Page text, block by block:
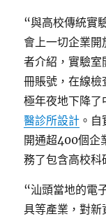
“與高校傳統實
會上一切企業
者介紹，實驗室
冊賬號，在線
極年夜地下降
醫診所設計 。
開通超400個企
務了包含高校科
“汕頭當地的電
具等產業，對